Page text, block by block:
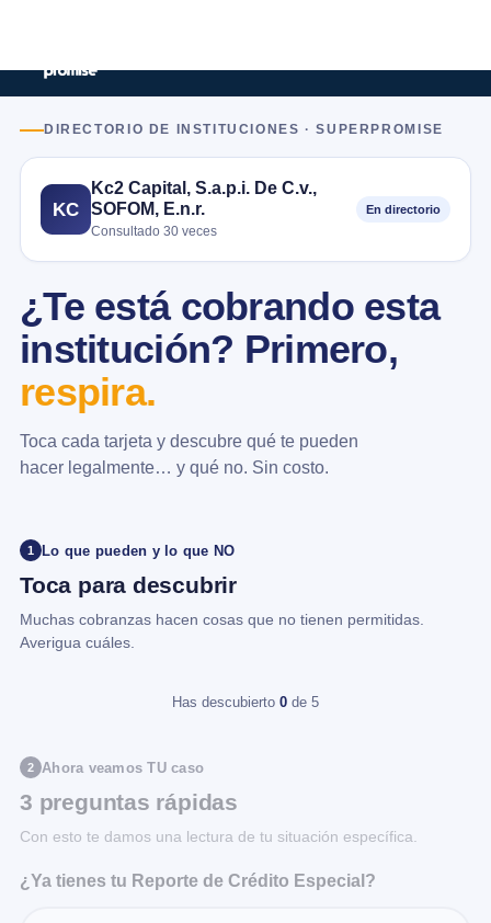
DIRECTORIO DE INSTITUCIONES · SUPERPROMISE
KC
Kc2 Capital, S.a.p.i. De C.v.,
SOFOM, E.n.r.
Consultado 30 veces
En directorio
¿Te está cobrando esta
institución? Primero,
respira.
Toca cada tarjeta y descubre qué te pueden
hacer legalmente… y qué no. Sin costo.
1 Lo que pueden y lo que NO
Toca para descubrir
Muchas cobranzas hacen cosas que no tienen permitidas.
Averigua cuáles.
Has descubierto 0 de 5
2 Ahora veamos TU caso
3 preguntas rápidas
Con esto te damos una lectura de tu situación específica.
¿Ya tienes tu Reporte de Crédito Especial?